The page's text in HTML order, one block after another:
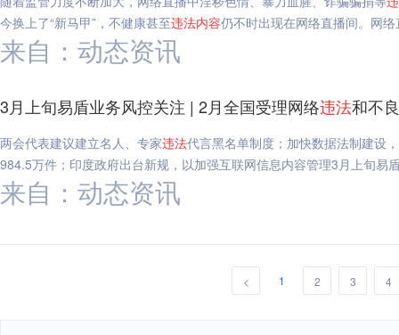
今换上了“新马甲”，不健康甚至违法内容仍不时出现在网络直播间。网
来自：动态资讯
3月上旬易盾业务风控关注 | 2月全国受理网络违法和不
两会代表建议建立名人、专家违法代言黑名单制度；加快数据法制建设
984.5万件；印度政府出台新规，以加强互联网信息内容管理3月上旬易
来自：动态资讯
< 1 2 3 4